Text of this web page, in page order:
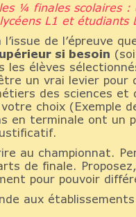
¼ finales scolaires
L1 et étudiants
de l’épreuve
si besoin
les élèves
un vrai levier
des sciences
choix (Exemple
terminale ont un
au championnat.
de finale.
pour pouvoir
aux